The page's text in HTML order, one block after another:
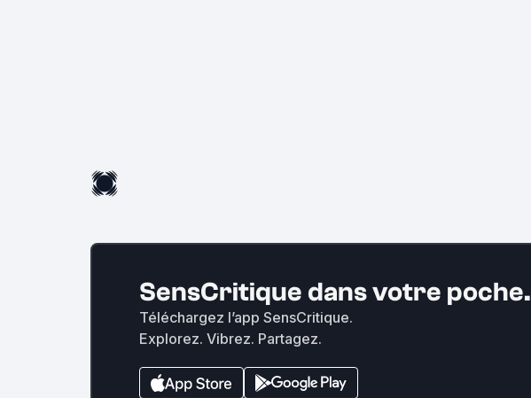
SensCritique dans votre poche.
Téléchargez l’app SensCritique.
Explorez. Vibrez. Partagez.